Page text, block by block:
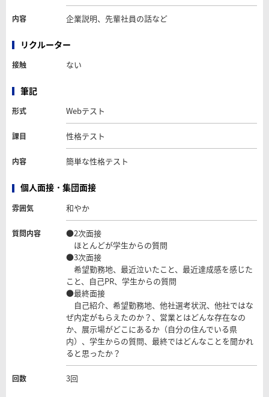
内容 企業説明、先輩社員の話など
リクルーター
接触 ない
筆記
形式 Webテスト
課目 性格テスト
内容 簡単な性格テスト
個人面接・集団面接
雰囲気 和やか
質問内容
●2次面接
ほとんどが学生からの質問
●3次面接
希望勤務地、最近泣いたこと、最近達成感を感じた
こと、自己PR、学生からの質問
●最終面接
自己紹介、希望勤務地、他社選考状況、他社ではな
ぜ内定がもらえたのか？、営業とはどんな存在なの
か、展示場がどこにあるか（自分の住んでいる県
内）、学生からの質問、最終ではどんなことを聞かれ
ると思ったか？
回数 3回